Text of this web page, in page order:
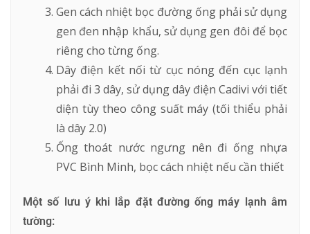
Gen cách nhiệt bọc đường ống phải sử dụng
gen đen nhập khẩu, sử dụng gen đôi để bọc
riêng cho từng ống.
Dây điện kết nối từ cục nóng đến cục lạnh
phải đi 3 dây, sử dụng dây điện Cadivi với tiết
diện tùy theo công suất máy (tối thiểu phải
là dây 2.0)
Ống thoát nước ngưng nên đi ống nhựa
PVC Bình Minh, bọc cách nhiệt nếu cần thiết
Một số lưu ý khi lắp đặt đường ống máy lạnh âm
tường: